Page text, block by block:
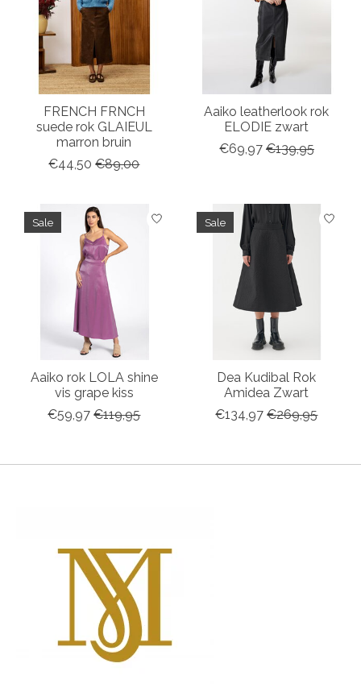
FRENCH FRNCH
suede rok GLAIEUL
marron bruin
€44,50 €89,00
Aaiko leatherlook rok
ELODIE zwart
€69,97 €139,95
Sale
Aaiko rok LOLA shine
vis grape kiss
€59,97 €119,95
Sale
Dea Kudibal Rok
Amidea Zwart
€134,97 €269,95